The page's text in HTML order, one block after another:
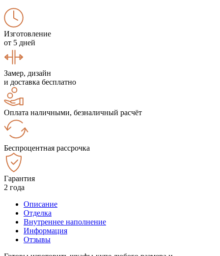
Изготовление
от 5 дней
Замер, дизайн
и доставка бесплатно
Оплата наличными, безналичный расчёт
Беспроцентная рассрочка
Гарантия
2 года
Описание
Отделка
Внутреннее наполнение
Информация
Отзывы